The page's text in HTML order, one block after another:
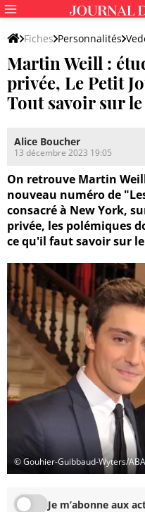
Fiches Personnalités
Martin Weill :
privée, Le Petit
Tout savoir sur
Alice Boucher
13 décembre 2023 19:05
On retrouve Martin
nouveau numéro de
consacré à New York,
privée, les polémiques
ce qu'il faut savoir sur
© Gouhier-Guibbaud-Wyters/
Je m’abonne aux